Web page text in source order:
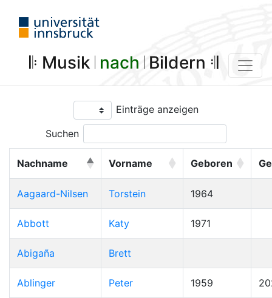
𝄆 Musik 𝄀 nach 𝄀 Bildern 𝄇
Einträge anzeigen
Suchen
Nachname Vorname Geboren
Aagaard-Nilsen Torstein 1964
Abbott Katy 1971
Abigaña Brett
Ablinger Peter 1959